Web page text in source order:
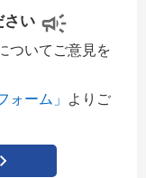
さい
ついてご意見を
ォーム」
よりご